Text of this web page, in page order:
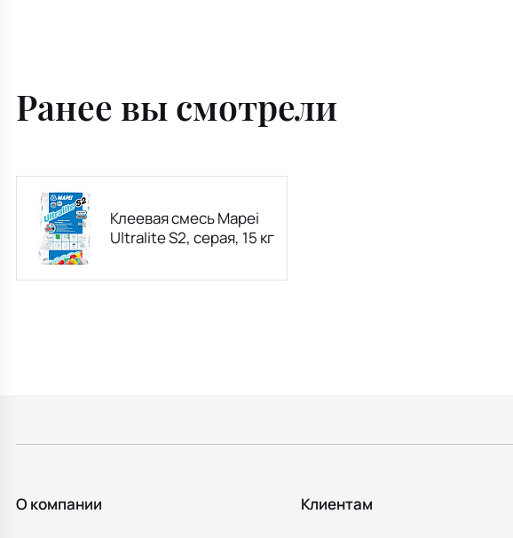
Ранее вы смотрели
Клеевая смесь Mapei
Ultralite S2, серая, 15 кг
О компании Клиентам